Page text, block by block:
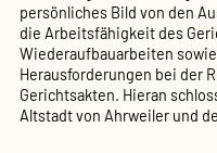
persönliches Bild von den
die Arbeitsfähigkeit des
Wiederaufbauarbeiten
Herausforderungen bei der
Gerichtsakten. Hieran
Altstadt von Ahrweiler und